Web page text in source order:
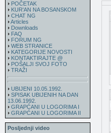
POČETAK
KUR'AN NA BOSANSKOM
CHAT NG
Articles
Downloads
FAQ
FORUM NG
WEB STRANICE
KATEGORIJE NOVOSTI
KONTAKTIRAJTE @
POŠALJI SVOJ FOTO
TRAŽI
UBIJENI 10.05.1992.
SPISAK UBIJENIH NA DAN
13.06.1992.
GRAPĆANI U LOGORIMA I
GRAPĆANI U LOGORIMA II
Posljednji video